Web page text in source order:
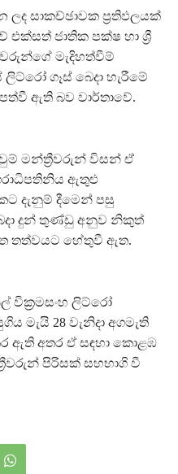
ලද සාකච්ඡාවක ප්‍රතිඵලයක්
ජාතික පක්ෂ හා ශ්‍රී
මැදිහත්වීම්
ගෑස් බෙදා හැරීමේ
ඇති බව වාර්තාවේ.
මන්ත්‍රීවරුන් විසන් ඒ
ඇතුළු
දැනුම් දීමෙන් පසු
දුන් තුණ්ඩු අනුව නිකුත්
තත්වයට හේතුවී ඇත.
වික්‍රමසංහ ලිට්රෝ
මැයි 28 වැනිදා අගමැති
ඇති අතර ඒ සඳහා කොළඹ
පිරිසක් සහභාගි වී